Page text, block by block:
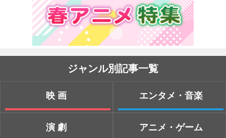
ジャンル別記事一覧
映画
演劇
エンタメ・音楽
アニメ・ゲーム